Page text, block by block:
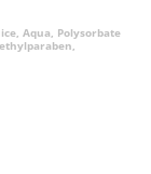
Aqua, Polysorbate